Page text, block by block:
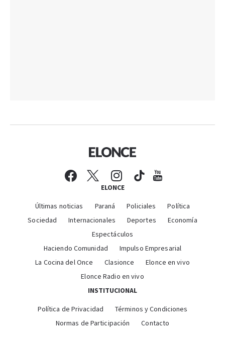
ELONCE
Últimas noticias Paraná Policiales
Política
Sociedad
Internacionales Deportes
Economía
Espectáculos
Haciendo Comunidad
Impulso Empresarial
La Cocina del Once
Clasionce
Elonce en vivo
Elonce Radio en vivo
INSTITUCIONAL
Política de Privacidad
Términos y Condiciones
Normas de Participación
Contacto